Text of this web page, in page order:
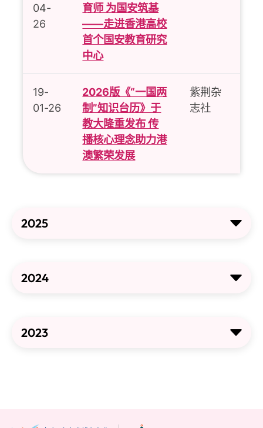
04-
26
育师 为国安筑基
——走进香港高校
首个国安教育研究
中心
19-
01-26
2026版《“一国两
制”知识台历》于
教大隆重发布 传
播核心理念助力港
澳繁荣发展
紫荆杂
志社
2025
2024
2023